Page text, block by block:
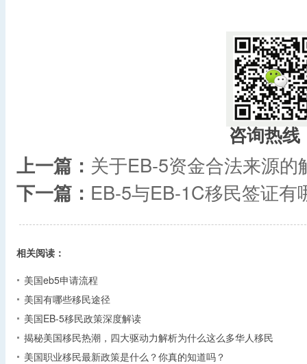
咨询热线
上一篇： 关于EB-5资金合法来源的
下一篇： EB-5与EB-1C移民签证有
相关阅读：
美国eb5申请流程
美国有哪些移民途径
美国EB-5移民政策深度解读
揭秘美国移民热潮，四大驱动力解析为什么这么多华人移民
美国职业移民最新政策是什么？你真的知道吗？